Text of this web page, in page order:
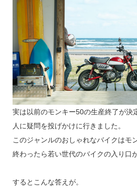
実は以前のモンキー50の生産終了が決
人に疑問を投げかけに行きました。
このジャンルのおしゃれなバイクはモ
終わったら若い世代のバイクの入り口
するとこんな答えが。